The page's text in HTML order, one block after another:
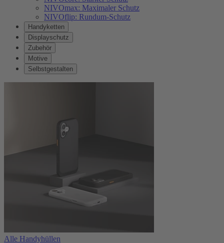
NIVOmax: Maximaler Schutz
NIVOflip: Rundum-Schutz
Handyketten
Displayschutz
Zubehör
Motive
Selbstgestalten
Alle Handyhüllen